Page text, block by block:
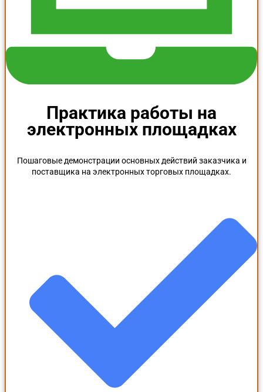
Практика работы на
электронных площадках
Пошаговые демонстрации основных действий заказчика и
поставщика на электронных торговых площадках.